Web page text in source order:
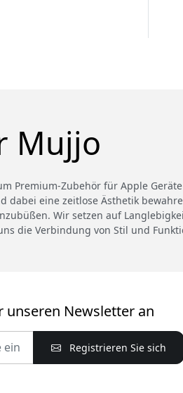
Mujjo
Premium-Zubehör für Apple
eine zeitlose Ästhetik
Wir setzen auf
die Verbindung von Stil und
unseren Newsletter an
Registrieren Sie sich